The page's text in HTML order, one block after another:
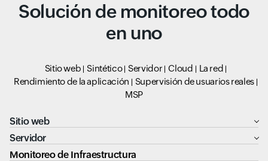
Solución de monitoreo todo
en uno
Sitio web Sintético Servidor Cloud
La red
Rendimiento de la aplicación
Supervisión de usuarios reales
MSP
Sitio web
Servidor
Monitoreo de Infraestructura